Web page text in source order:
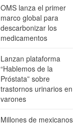
OMS lanza el primer
marco global para
descarbonizar los
medicamentos
Lanzan plataforma
“Hablemos de la
Próstata” sobre
trastornos urinarios en
varones
Millones de mexicanos